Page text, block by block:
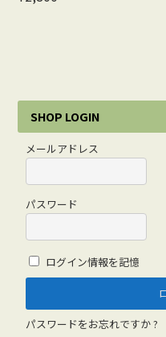
SHOP LOGIN
メールアドレス
パスワード
ログイン情報を記憶
パスワードをお忘れですか ?